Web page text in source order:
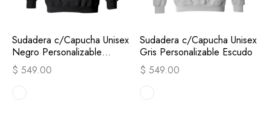
Sudadera c/Capucha Unisex
Negro Personalizable
Escudo
$ 549.00
Sudadera c/Capucha Unisex
Gris Personalizable Escudo
$ 549.00